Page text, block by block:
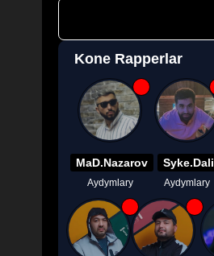
Kone Rapperlar
MaD.Nazarov
Aydymlary
Syke.Dali
Aydymlary